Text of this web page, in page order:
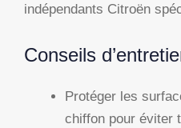
indépendants Citroën
Conseils
Protéger les
chiffon pour éviter